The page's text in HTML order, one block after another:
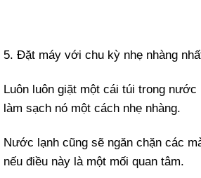
5. Đặt máy với chu kỳ nhẹ nhàng
Luôn luôn giặt một cái túi trong
làm sạch nó một cách nhẹ nhàng.
Nước lạnh cũng sẽ ngăn chặn các
nếu điều này là một mối quan tâm.